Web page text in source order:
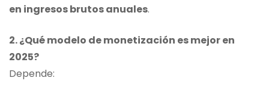
en ingresos brutos anuales.
2. ¿Qué modelo de monetización es mejor en
2025?
Depende: